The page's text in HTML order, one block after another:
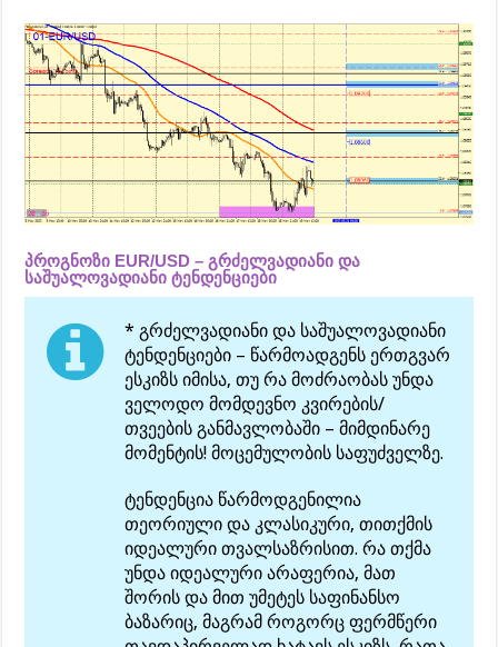
პროგნოზი EUR/USD – გრძელვადიანი და
საშუალოვადიანი ტენდენციები
* გრძელვადიანი და საშუალოვადიანი
ტენდენციები – წარმოადგენს ერთგვარ
ესკიზს იმისა, თუ რა მოძრაობას უნდა
ველოდო მომდევნო კვირების/
თვეების განმავლობაში – მიმდინარე
მომენტის! მოცემულობის საფუძველზე.
ტენდენცია წარმოდგენილია
თეორიული და კლასიკური, თითქმის
იდეალური თვალსაზრისით. რა თქმა
უნდა იდეალური არაფერია, მათ
შორის და მით უმეტეს საფინანსო
ბაზარიც, მაგრამ როგორც ფერმწერი